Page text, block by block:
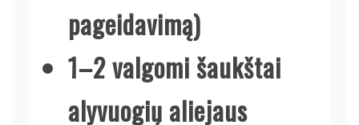
pageidavimą)
1–2 valgomi šaukštai
alyvuogių aliejaus